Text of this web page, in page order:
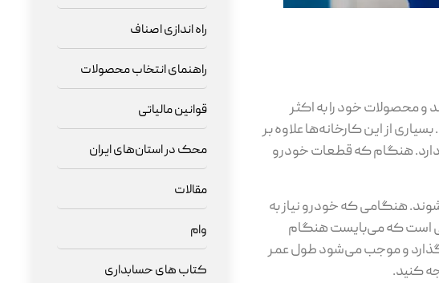
و محصولات خود را به اکثر
از این کارخانه‌ها علاوه بر
دارد. هنگام که قطعات خودرو
هنگامی که خودرو نیاز به
است که می‌بایست هنگام
و موجب می‌شود طول عمر
کنید.
راه اندازی اصناف
راهنمای انتخاب محصولات
قوانین مالیاتی
محک در استان‌های ایران
مقالات
وام
کتاب های حسابداری